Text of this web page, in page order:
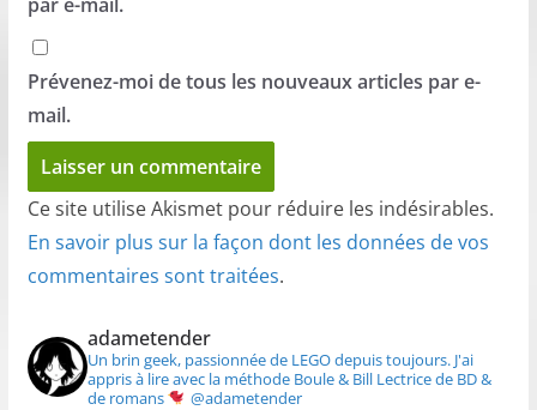
Prévenez-moi de tous les nouveaux articles par e-
mail.
Ce site utilise Akismet pour réduire les indésirables.
En savoir plus sur la façon dont les données de vos
commentaires sont traitées.
adametender
Un brin geek, passionnée de LEGO depuis toujours.J'ai
appris à lire avec la méthode Boule & Bill Lectrice de BD &
de romans
@adametender